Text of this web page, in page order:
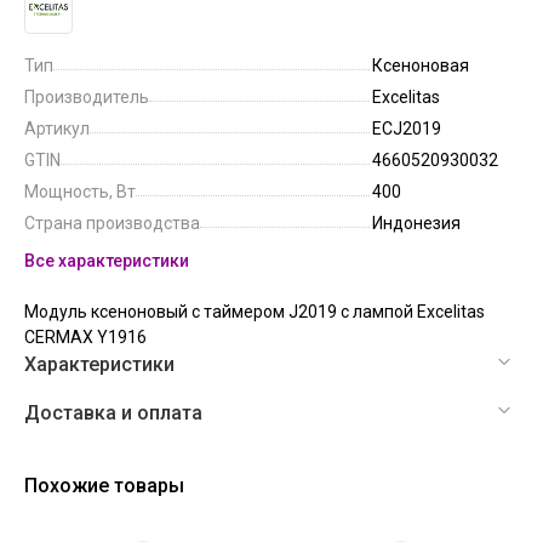
Тип
Ксеноновая
Производитель
Excelitas
Артикул
ECJ2019
GTIN
4660520930032
Мощность, Вт
400
Страна производства
Индонезия
Все характеристики
Модуль ксеноновый с таймером J2019 с лампой Excelitas
CERMAX Y1916
Характеристики
Доставка и оплата
Похожие товары